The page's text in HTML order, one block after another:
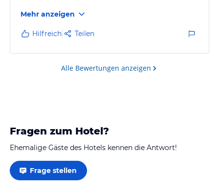
Die Sprachkenntnisse des Personals könnten besser
sein, aber alle sind sehr freundlich und Hilfsbereit.
Zu Fuss ca. 10 - 15 Min ins Zentrum. Man kann das
Hotel nur empfehlen.
Mehr anzeigen
Hilfreich Teilen
Alle Bewertungen anzeigen
Fragen zum Hotel?
Ehemalige Gäste des Hotels kennen die Antwort!
Frage stellen